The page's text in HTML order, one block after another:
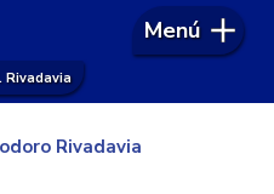
Rivadavia
Menú
Rivadavia